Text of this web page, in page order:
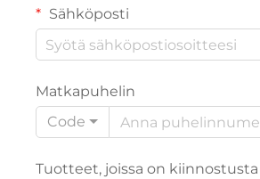
Sähköposti
Matkapuhelin
Code
Tuotteet, joissa on kiinnostusta